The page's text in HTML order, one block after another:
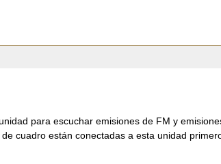
para escuchar emisiones de FM y
cuadro están conectadas a esta unidad